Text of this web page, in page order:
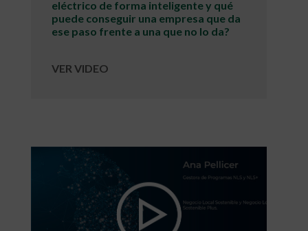
eléctrico de forma inteligente y qué
puede conseguir una empresa que da
ese paso frente a una que no lo da?
VER VIDEO